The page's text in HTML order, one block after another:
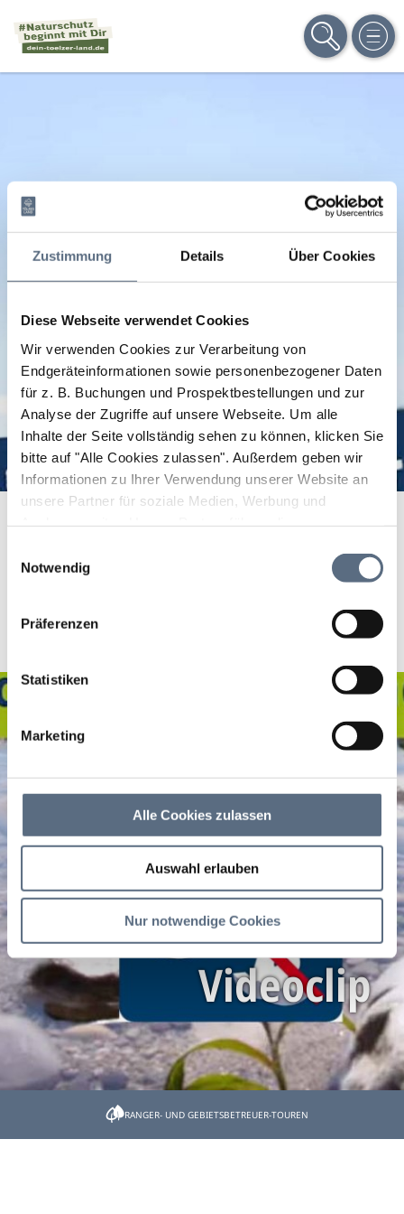
Zustimmung Details Über Cookies
Diese Webseite verwendet Cookies
Wir verwenden Cookies zur Verarbeitung von
Endgeräteinformationen sowie personenbezogener Daten
für z. B. Buchungen und Prospektbestellungen und zur
Analyse der Zugriffe auf unsere Webseite. Um alle
Inhalte der Seite vollständig sehen zu können, klicken Sie
bitte auf "Alle Cookies zulassen". Außerdem geben wir
Informationen zu Ihrer Verwendung unserer Website an
unsere Partner für soziale Medien, Werbung und
zusammen, die Sie ihnen bereitgestellt haben oder die
sie im Rahmen Ihrer Nutzung der Dienste gesammelt
Notwendig
Präferenzen
Statistiken
Marketing
Alle Cookies zulassen
Auswahl erlauben
Nur notwendige Cookies
SUCHE MENÜ
Bitte akzeptieren Sie den Einsatz aller Cookies, um den
Inhalt dieser Seite sehen zu können.
Bitte keinen Müll
zurücklassen -
Videoclip
Naturschutz leicht gemacht
RANGER- UND GEBIETSBETREUER-TOUREN